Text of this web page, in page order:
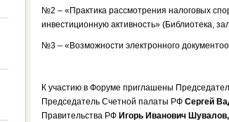
№2 – «Практика рассмотрения налоговых
инвестиционную активность» (Библиотека,
№3 – «Возможности электронного
К участию в Форуме приглашены
Председатель Счетной палаты РФСергей
Правительства РФ Игорь Иванович Шувалов,